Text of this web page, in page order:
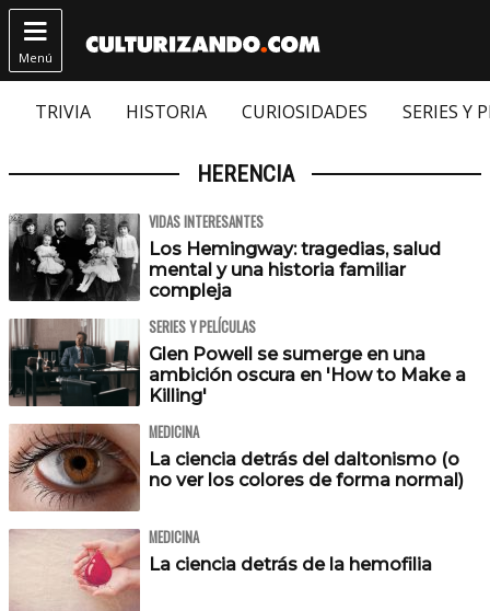

Menú
TRIVIA HISTORIA CURIOSIDADES SERIES Y
HERENCIA
VIDAS INTERESANTES
Los Hemingway: tragedias, salud
mental y una historia familiar
compleja
SERIES Y PELÍCULAS
Glen Powell se sumerge en una
ambición oscura en 'How to Make a
Killing'
MEDICINA
La ciencia detrás del daltonismo (o
no ver los colores de forma normal)
MEDICINA
La ciencia detrás de la hemofilia